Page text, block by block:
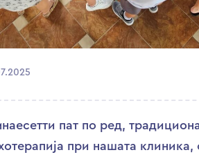
пат по ред,
при нашата